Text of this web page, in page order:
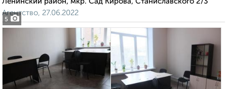
5
Агентство, 27.06.2022